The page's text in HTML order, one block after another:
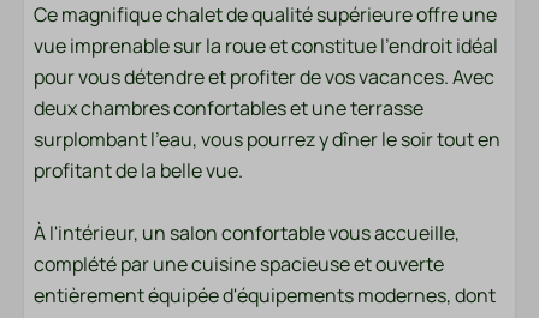
Terrace
Lounge set
Table à manger extérieure avec chaises
Salle de bains
Douche
Toilettes
Serviettes
Ce magnifique chalet de qualité supérieure offre une
vue imprenable sur la roue et constitue l'endroit idéal
pour vous détendre et profiter de vos vacances. Avec
deux chambres confortables et une terrasse
surplombant l'eau, vous pourrez y dîner le soir tout en
profitant de la belle vue.
À l'intérieur, un salon confortable vous accueille,
complété par une cuisine spacieuse et ouverte
entièrement équipée d'équipements modernes, dont